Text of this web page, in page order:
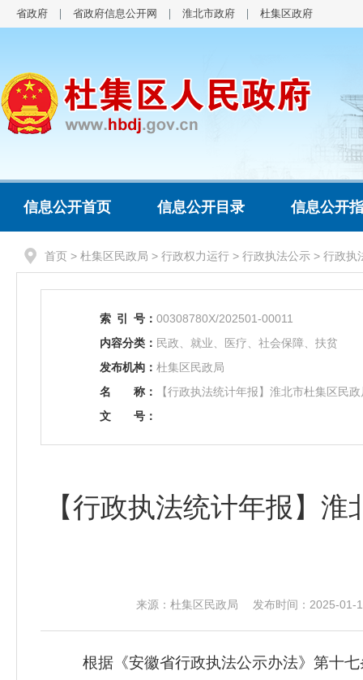
省政府 省政府信息公开网 淮北市政府 杜集区政府
信息公开首页 信息公开目录 信息公开
首页 > 杜集区民政局 > 行政权力运行 > 行政执法公示 > 行政执
索 引 号： 00308780X/202501-00011
内容分类： 民政、就业、医疗、社会保障、扶贫
发布机构： 杜集区民政局
名
称：
【行政执法统计年报】淮北市杜集区民
文
号：
【行政执法统计年报】
来源：杜集区民政局 发布时间：2025-
根据《安徽省行政执法公示办法》第十